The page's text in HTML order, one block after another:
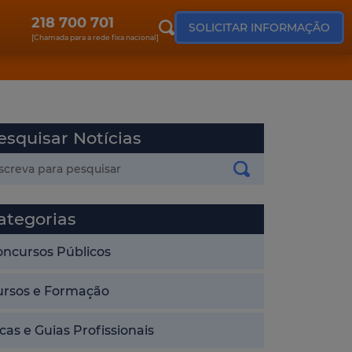
218 700 701
[Chamada para a rede fixa nacional]
SOLICITAR INFORMAÇÃO
Notícias
Públicos
e Formação
e Guias Profissionais